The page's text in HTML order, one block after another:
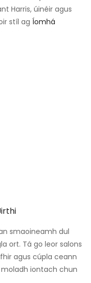
Harris, úinéir agus
stíl ag Íomhá
smaoineamh dul
ort. Tá go leor salons
agus cúpla ceann
moladh iontach chun